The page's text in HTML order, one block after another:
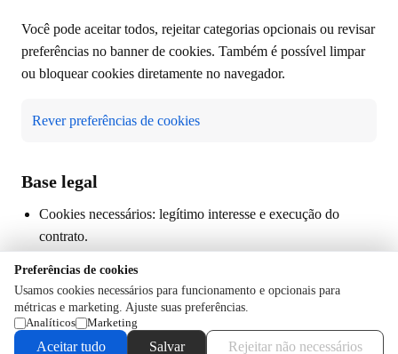
Você pode aceitar todos, rejeitar categorias opcionais ou revisar
preferências no banner de cookies. Também é possível limpar
ou bloquear cookies diretamente no navegador.
Rever preferências de cookies
Base legal
Cookies necessários: legítimo interesse e execução do
contrato.
Contato
Preferências de cookies
Usamos cookies necessários para funcionamento e opcionais para
métricas e marketing. Ajuste suas preferências.
Analíticos
Marketing
Aceitar tudo Salvar Rejeitar não necessários